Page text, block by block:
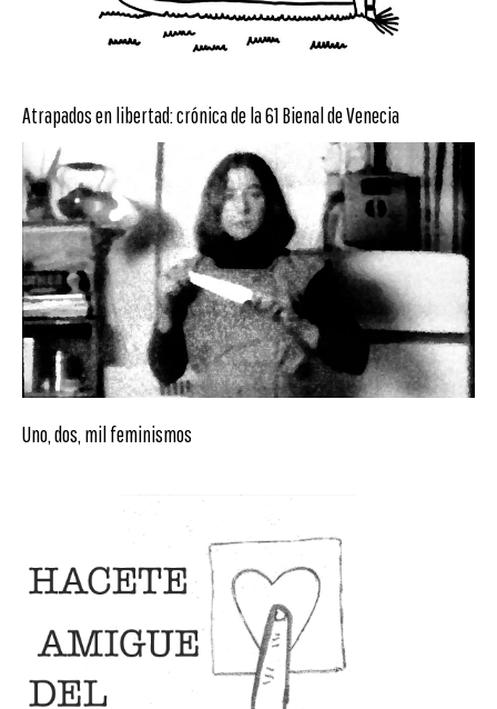
Atrapados en libertad: crónica de la 61 Bienal de Venecia
Uno, dos, mil feminismos